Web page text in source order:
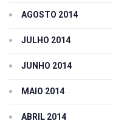
AGOSTO 2014
JULHO 2014
JUNHO 2014
MAIO 2014
ABRIL 2014